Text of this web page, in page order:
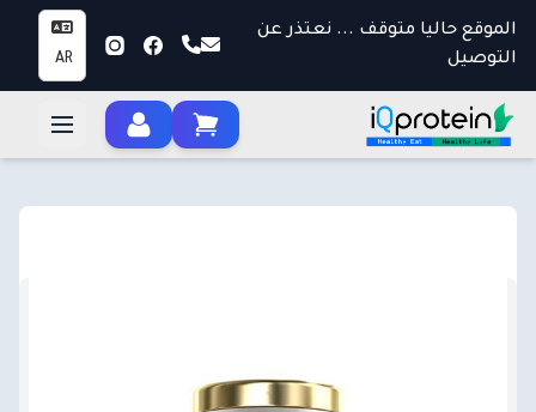
الموقع حاليا متوقف ... نعتذر عن
التوصيل
AR